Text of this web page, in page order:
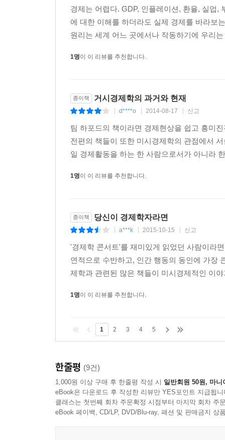
경제는 어렵다. GDP, 인플레이션, 환율, 실업,
에 대한 이해를 하더라도 실제 경제를 바라보
원리는 세계 어느 곳에서나 작동하기에 우리
1명이 이 리뷰를 추천합니다.
종이책 거시경제학의 과거와 현재
d****o 2014-08-17 신고
팀 하포드의 책이라면 경제현상을 쉽고 흥미
전편의 책들이 또한 미시경제학의 관점에서
일 경제활동을 하는 한 사람으로서가 아니라
1명이 이 리뷰를 추천합니다.
종이책 당신이 경제학자라면
a***k 2015-10-15 신고
'경제학 콘서트'를 재미있게 읽었던 사람이라
연적으로 수반하고, 인간 행동의 동인에 가장
제학과 관련된 많은 책들이 미시경제적인 이
1명이 이 리뷰를 추천합니다.
1 2 3 4 5
한줄평 (9건)
1,000원 이상 구매 후 한줄평 작성 시 일반회원 50원, 마니
eBook은 다운로드 후 작성한 리뷰만 YES포인트 지급됩니
클래스는 첫번째 회차 주문확정 시점부터 마지막 회차 주
eBook 페이백, CD/LP, DVD/Blu-ray, 패션 및 판매금지 상